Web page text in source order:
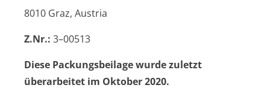
8010 Graz, Austria
Z.Nr.: 3–00513
Diese Packungsbeilage wurde zuletzt
überarbeitet im Oktober 2020.